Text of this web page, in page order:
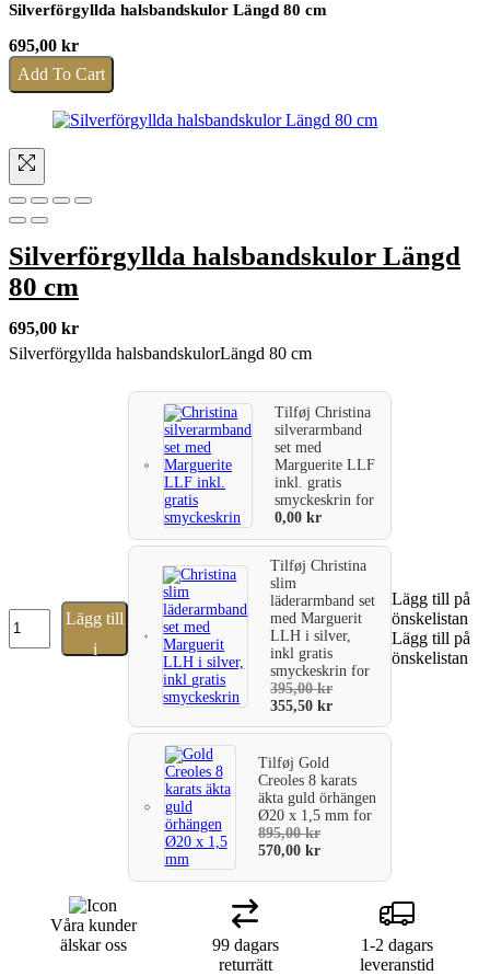
Silverförgyllda halsbandskulor Längd 80 cm
695,00 kr
Add To Cart
Silverförgyllda halsbandskulor Längd
80 cm
695,00 kr
Silverförgyllda halsbandskulorLängd 80 cm
Silverförgyllda
halsbandskulor
Lägg till
i
TilføjChristina
silverarmband
set med
Marguerite LLF
inkl. gratis
smyckeskrinfor
0,00kr
TilføjChristina
slim
läderarmband set
med Marguerit
LLH i silver,
inkl gratis
smyckeskrinfor
395,00kr
355,50kr
TilføjGold
Creoles 8 karats
äkta guld örhängen
Ø20 x 1,5 mmfor
895,00kr
570,00kr
Lägg till på
önskelistan
Lägg till på
önskelistan
Våra kunder
älskar oss
99 dagars
returrätt
1-2 dagars
leveranstid